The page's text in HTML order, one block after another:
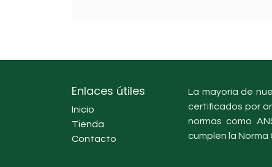
Enlaces útiles
Inicio
Tienda
Contacto
La mayoría de
certificados por
normas como
cumplen la Norma